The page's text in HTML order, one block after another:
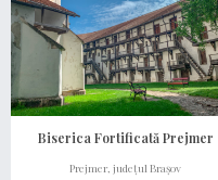
Biserica Fortificată Prejmer
Prejmer, județul Brașov